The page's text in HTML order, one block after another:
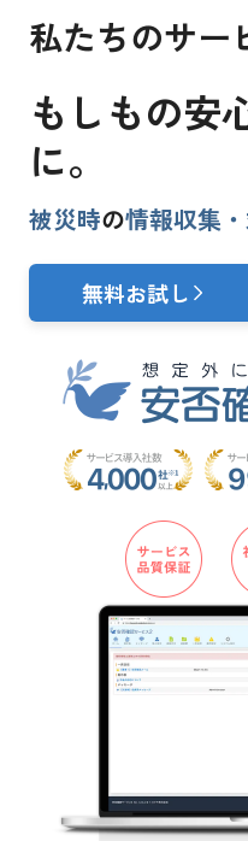
私たちのサー
もしもの安
に。
被災時の情報収集
無料お試し